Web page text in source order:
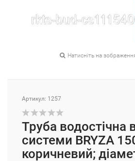
Натисніть на
Артикул: 1257
Труба водостічна
системи BRYZA
коричневий;